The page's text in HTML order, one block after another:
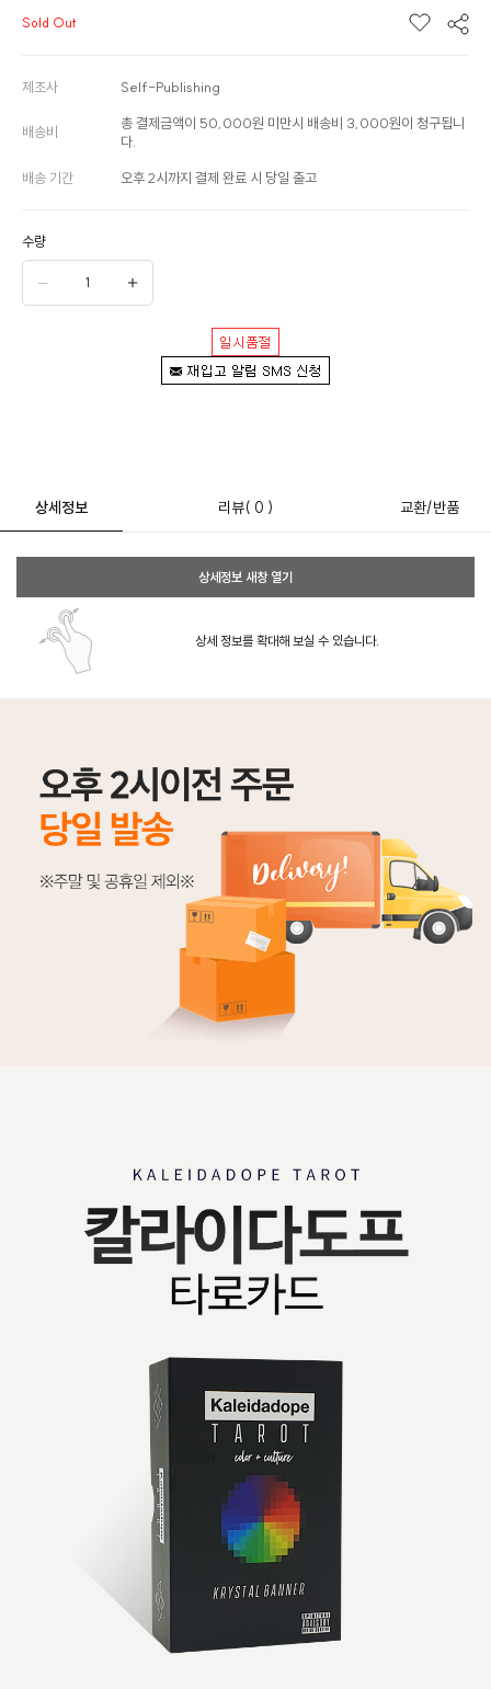
Sold Out
제조사 Self-Publishing
배송비
총 결제금액이 50,000원 미만시 배송비 3,000원이 청구됩니
다.
배송 기간 오후 2시까지 결제 완료 시 당일 출고
수량
상세정보 리뷰( 0 ) 교환/반품
상세정보 새창 열기
상세 정보를 확대해 보실 수 있습니다.